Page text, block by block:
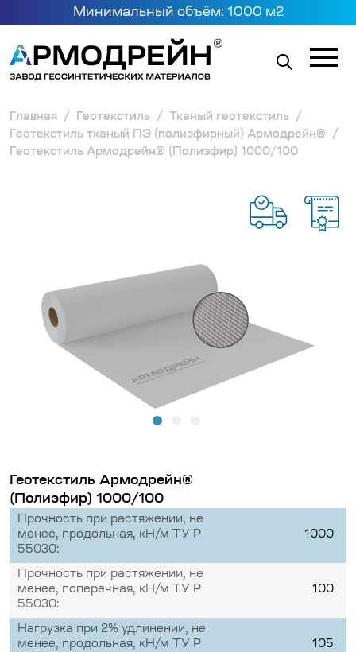
Главная Геотекстиль
Тканый геотекстиль
Геотекстиль тканый ПЭ (полиэфирный) Армодрейн®
Геотекстиль Армодрейн® (Полиэфир) 1000/100
Геотекстиль Армодрейн®
(Полиэфир) 1000/100
Прочность при растяжении, не
менее, продольная, кН/м ТУ Р
55030:
1000
Прочность при растяжении, не
менее, поперечная, кН/м ТУ Р
55030:
100
Нагрузка при 2% удлинении, не
менее, продольная, кН/м ТУ Р
105
Минимальный объём: 1000 м2